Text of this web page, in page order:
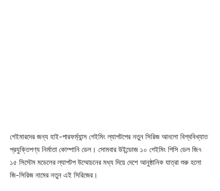
গেইমারদের জন্য হাই-পারফর্ম্যান্স গেইমিং ল্যাপটপের নতুন সিরিজ আনলো বিশ্ববিখ্যাত
প্রযুক্তিপণ্য নির্মাতা কোম্পানি ডেল। সোমবার উইন্ডোজ ১০ গেইমিং পিসি ডেল জি৭
১৫ সিস্টেম মডেলের ল্যাপটপ উম্মোচনের মধ্য দিয়ে দেশে আনুষ্ঠানিক যাত্রা শুরু হলো
জি-সিরিজ নামের নতুন এই সিরিজের।